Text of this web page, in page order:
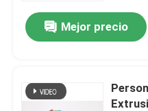
Mejor precio